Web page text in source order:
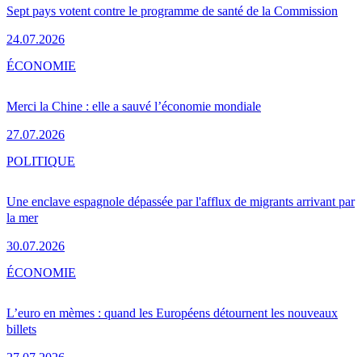
Sept pays votent contre le programme de santé de la Commission
24.07.2026
Merci la Chine : elle a sauvé l’économie mondiale
27.07.2026
ÉCONOMIE
Une enclave espagnole dépassée par l'afflux de migrants arrivant par
la mer
30.07.2026
POLITIQUE
L’euro en mèmes : quand les Européens détournent les nouveaux
billets
ÉCONOMIE